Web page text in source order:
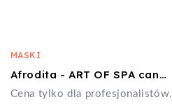
MASKI
Afrodita - ART OF SPA candy grapes sauna yoghurt&mask
Cena tylko dla profesjonalistów.